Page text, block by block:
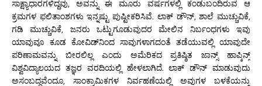
ಸಾಕ್ಷ್ಯಾಧಾರಗಳಿದ್ದವು, ಅವನ್ನು ಈ ಮೂರು ವರ್ಷಗಳಲ್ಲಿ ಕಂಡುಬಂದಿರುವ ಆ
ಕ್ರಮಗಳ ಫಲಿತಾಂಶಗಳು ಇನ್ನಷ್ಟು ಪುಷ್ಟೀಕರಿಸಿವೆ. ಲಾಕ್ ಡೌನ್, ಶಾಲೆ ಮುಚ್ಚುವಿಕೆ,
ಗಡಿ ಮುಚ್ಚುವಿಕೆ, ಜನರು ಒಟ್ಟುಗೂಡುವುದರ ಮೇಲಿನ ನಿರ್ಬಂಧಗಳು ಇವು
ಯಾವುವೂ ಕೂಡ ಕೋವಿಡ್‌ನಿಂದ ಸಾವುಗಳಾಗದಂತೆ ತಡೆಯುವಲ್ಲಿ ಯಾವುದೇ
ಪರಿಣಾಮವನ್ನು ಬೀರಲಿಲ್ಲ ಎಂದು ಅಮೆರಿಕದ ಪ್ರತಿಷ್ಠಿತ ಜಾನ್ಸ್ ಹಾಪ್ಕಿನ್ಸ್
ವಿಶ್ವವಿದ್ಯಾಲಯದ ತಜ್ಞರ ವರದಿಯಲ್ಲಿ ಹೇಳಲಾಗಿದೆ. ಲಾಕ್ ಡೌನ್ ಮಾಡುವುದು
ಅಸಂಬದ್ಧವೆಂದೂ, ಸಾಂಕ್ರಾಮಿಕಗಳ ನಿರ್ವಹಣೆಯಲ್ಲಿ ಅವುಗಳ ಬಳಕೆಯನ್ನು